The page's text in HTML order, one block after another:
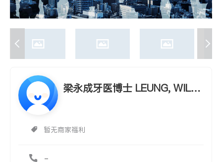
梁永成牙医博士 LEUNG, WILS
暂无商家福利
-